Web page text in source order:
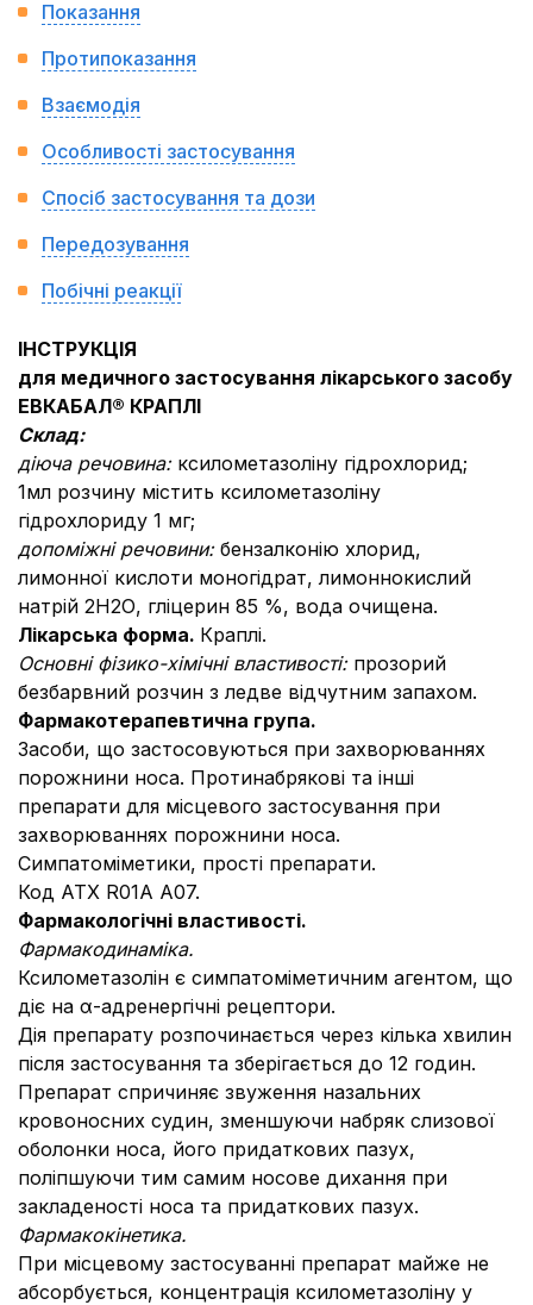
Показання
Протипоказання
Взаємодія
Особливості застосування
Спосіб застосування та дози
Передозування
Побічні реакції
ІНСТРУКЦІЯ
для медичного застосування лікарського засобу
ЕВКАБАЛ® КРАПЛІ
Склад:
діюча речовина: ксилометазоліну гідрохлорид;
1мл розчину містить ксилометазоліну
гідрохлориду 1 мг;
допоміжні речовини: бензалконію хлорид,
лимонної кислоти моногідрат, лимоннокислий
натрій 2Н2О, гліцерин 85 %, вода очищена.
Лікарська форма. Краплі.
Основні фізико-хімічні властивості: прозорий
безбарвний розчин з ледве відчутним запахом.
Фармакотерапевтична група.
Засоби, що застосовуються при захворюваннях
порожнини носа. Протинабрякові та інші
препарати для місцевого застосування при
захворюваннях порожнини носа.
Симпатоміметики, прості препарати.
Код ATХ R01А А07.
Фармакологічні властивості.
Фармакодинаміка.
Ксилометазолін є симпатоміметичним агентом, що
діє на α-адренергічні рецептори.
Дія препарату розпочинається через кілька хвилин
після застосування та зберігається до 12 годин.
Препарат спричиняє звуження назальних
кровоносних судин, зменшуючи набряк слизової
оболонки носа, його придаткових пазух,
поліпшуючи тим самим носове дихання при
закладеності носа та придаткових пазух.
Фармакокінетика.
При місцевому застосуванні препарат майже не
абсорбується, концентрація ксилометазоліну у